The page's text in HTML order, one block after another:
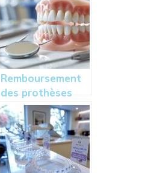
Remboursement
des prothèses
dentaires :
comprendre la
prise en charge
par votre
mutuelle